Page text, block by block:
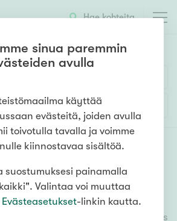
Hae kohteita
3h 4h 5h+
Helsinki Alppikylä
asunnot Helsinki Alppikylä, oli
kohteiden ja satojen
verkostomme auttaa sinua kenties
sinua paremmin
avulla
käyttää
evästeitä, joiden avulla
toivotulla tavalla ja voimme
kiinnostavaa sisältöä.
suostumuksesi painamalla
Valintaa voi muuttaa
Evästeasetukset-linkin kautta.